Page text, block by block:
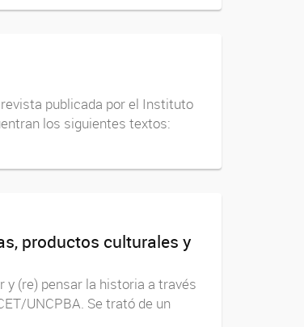
publicada por el Instituto
los siguientes textos:
productos culturales y
y (re) pensar la historia a través
UNCPBA. Se trató de un